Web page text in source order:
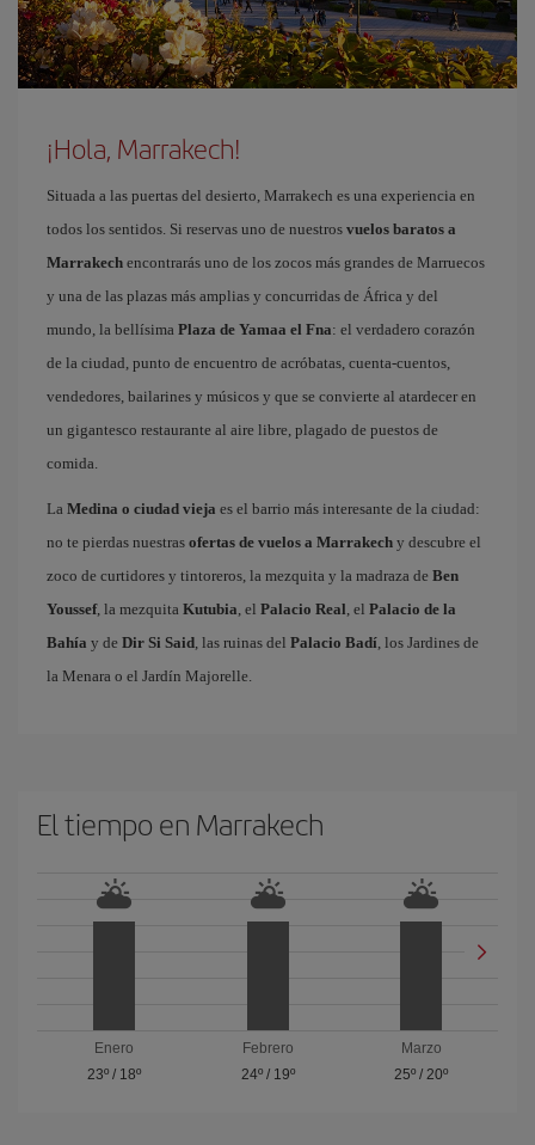
¡Hola, Marrakech!
Situada a las puertas del desierto, Marrakech es una experiencia en
todos los sentidos. Si reservas uno de nuestros vuelos baratos a
Marrakech encontrarás uno de los zocos más grandes de Marruecos
y una de las plazas más amplias y concurridas de África y del
mundo, la bellísima Plaza de Yamaa el Fna: el verdadero corazón
de la ciudad, punto de encuentro de acróbatas, cuenta-cuentos,
vendedores, bailarines y músicos y que se convierte al atardecer en
un gigantesco restaurante al aire libre, plagado de puestos de
comida.
La Medina o ciudad vieja es el barrio más interesante de la ciudad:
no te pierdas nuestras ofertas de vuelos a Marrakech y descubre el
zoco de curtidores y tintoreros, la mezquita y la madraza de Ben
Youssef, la mezquita Kutubia, el Palacio Real, el Palacio de la
Bahía y de Dir Si Said, las ruinas del Palacio Badí, los Jardines de
la Menara o el Jardín Majorelle.
El tiempo en Marrakech
Enero
23º/ 18º
Febrero
24º/ 19º
Marzo
25º /20º